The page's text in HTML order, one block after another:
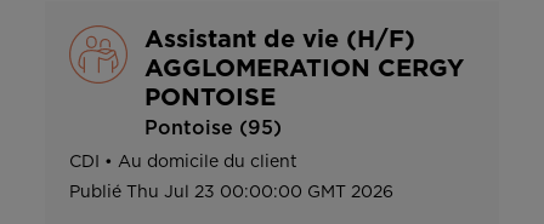
Assistant de vie (H/F)
AGGLOMERATION CERGY
PONTOISE
Pontoise (95)
CDI • Au domicile du client
Publié
Thu Jul 23 00:00:00 GMT 2026